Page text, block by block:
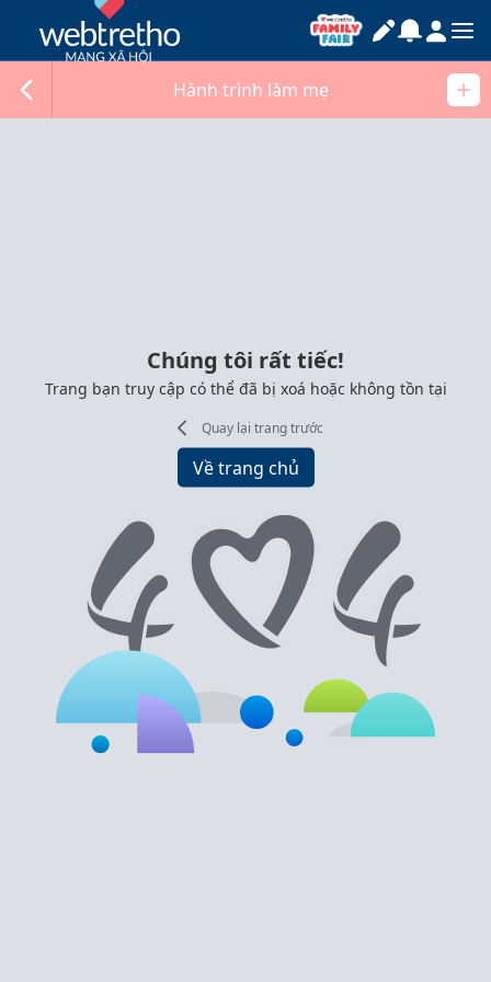
Hành trình làm mẹ
Chúng tôi rất tiếc!
Trang bạn truy cập có thể đã bị xoá hoặc không tồn tại
Quay lại trang trước
Về trang chủ